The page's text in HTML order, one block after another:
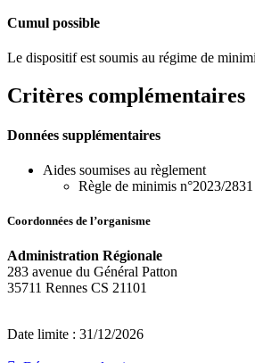
Cumul possible
Le dispositif est soumis au régime de
Critères complémentaires
Données supplémentaires
Aides soumises au règlement
Règle de minimis n°2023/2831
Coordonnées de l’organisme
Administration Régionale
283 avenue du Général Patton
35711 Rennes CS 21101
Date limite : 31/12/2026